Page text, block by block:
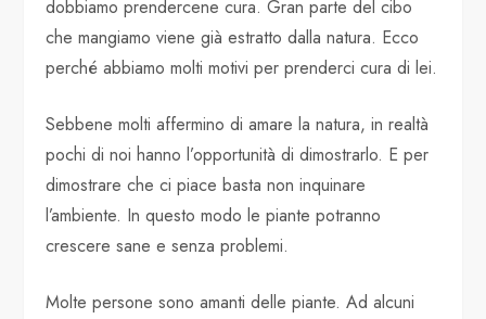
dobbiamo prendercene cura. Gran parte del cibo
che mangiamo viene già estratto dalla natura. Ecco
perché abbiamo molti motivi per prenderci cura di lei.
Sebbene molti affermino di amare la natura, in realtà
pochi di noi hanno l’opportunità di dimostrarlo. E per
dimostrare che ci piace basta non inquinare
l’ambiente. In questo modo le piante potranno
crescere sane e senza problemi.
Molte persone sono amanti delle piante. Ad alcuni